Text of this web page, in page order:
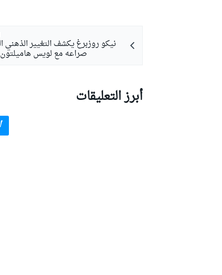
نيكو روزبرغ يكشف التغيير الذهني
صراعه مع لويس هاميلتون في
أبرز التعليقات